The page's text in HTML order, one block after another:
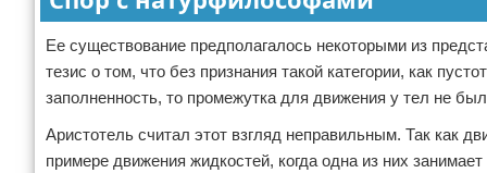
Ее существование предполагалось некоторыми из
тезис о том, что без признания такой категории, как
заполненность, то промежутка для движения у тел не
Аристотель считал этот взгляд неправильным. Так как
примере движения жидкостей, когда одна из них